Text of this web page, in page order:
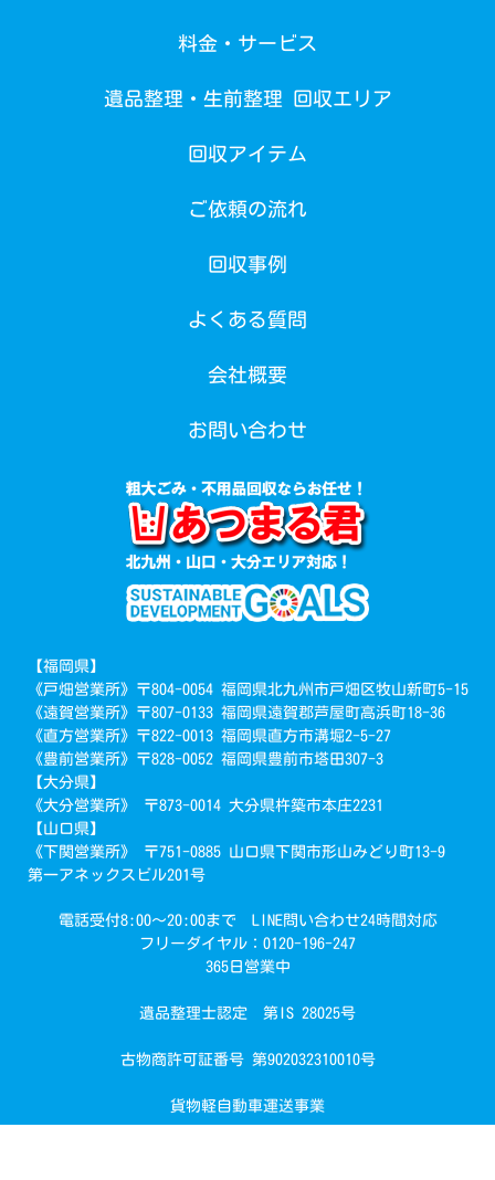
で簡単回収
料金・サービス
遺品整理・生前整理 回収エリア
回収アイテム
ご依頼の流れ
回収事例
よくある質問
会社概要
お問い合わせ
【福岡県】
《戸畑営業所》〒804-0054 福岡県北九州市戸畑区牧山新町5-15
《遠賀営業所》〒807-0133 福岡県遠賀郡芦屋町高浜町18-36
《直方営業所》〒822-0013 福岡県直方市溝堀2-5-27
《豊前営業所》〒828-0052 福岡県豊前市塔田307-3
【大分県】
《大分営業所》 〒873-0014 大分県杵築市本庄2231
【山口県】
《下関営業所》 〒751-0885 山口県下関市形山みどり町13-9
第一アネックスビル201号
電話受付8:00～20:00まで LINE問い合わせ24時間対応
フリーダイヤル：0120-196-247
365日営業中
遺品整理士認定 第IS 28025号
古物商許可証番号 第902032310010号
貨物軽自動車運送事業